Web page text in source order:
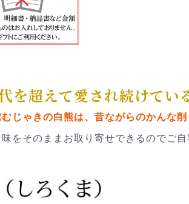
を超えて愛され続けてい
じゃきの白熊は、昔ながらのかんな
をそのままお取り寄せできるのでご